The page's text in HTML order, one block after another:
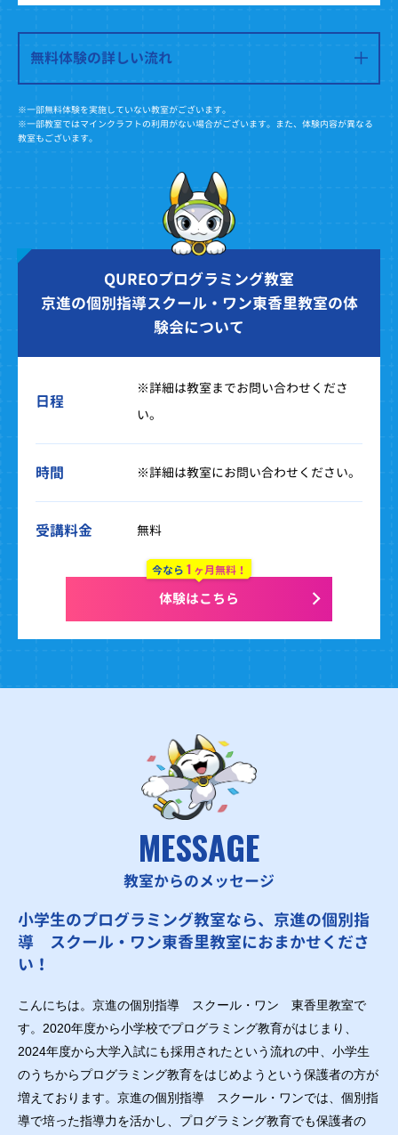
無料体験の詳しい流れ
※一部無料体験を実施していない教室がございます。
※一部教室ではマインクラフトの利用がない場合がございます。また、体験内容が異なる
教室もございます。
QUREOプログラミング教室
京進の個別指導スクール・ワン東香里教室の体
験会について
日程
※詳細は教室までお問い合わせくださ
い。
時間 ※詳細は教室にお問い合わせください。
受講料金 無料
今なら 1 ヶ月無料！
体験はこちら
MESSAGE
教室からのメッセージ
小学生のプログラミング教室なら、京進の個別指
導 スクール・ワン東香里教室におまかせくださ
い！
こんにちは。京進の個別指導 スクール・ワン 東香里教室で
す。2020年度から小学校でプログラミング教育がはじまり、
2024年度から大学入試にも採用されたという流れの中、小学生
のうちからプログラミング教育をはじめようという保護者の方が
増えております。京進の個別指導 スクール・ワンでは、個別指
導で培った指導力を活かし、プログラミング教育でも保護者の